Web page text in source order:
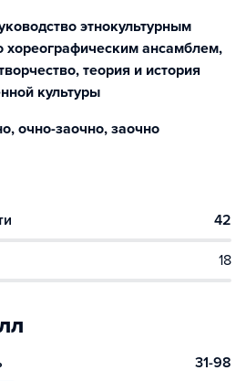
этнокультурным
хореографическим ансамблем,
теория и история
культуры
очно-заочно, заочно
42
18
31-98